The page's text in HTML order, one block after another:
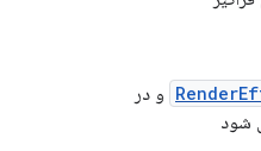
و در
شود